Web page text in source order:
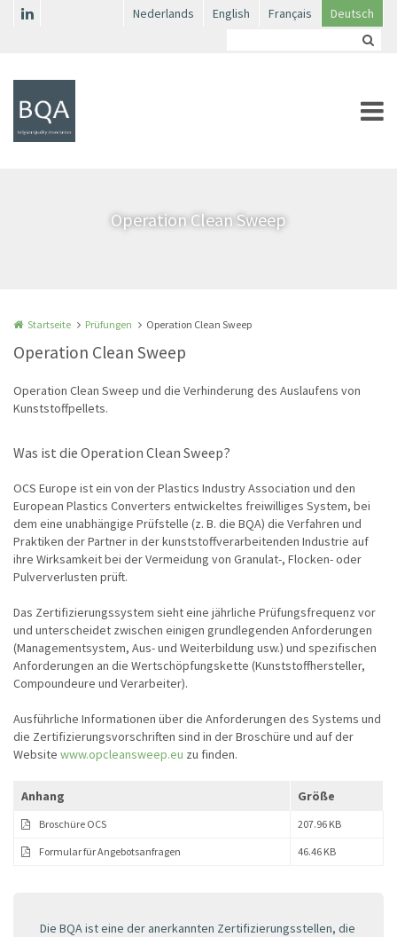
Direkt zum Inhalt Nederlands English Français Deutsch
Operation Clean Sweep
Startseite Prüfungen Operation Clean Sweep
Operation Clean Sweep
Operation Clean Sweep und die Verhinderung des Auslaufens von
Kunststoffpellets.
Was ist die Operation Clean Sweep?
OCS Europe ist ein von der Plastics Industry Association und den
European Plastics Converters entwickeltes freiwilliges System, bei
dem eine unabhängige Prüfstelle (z. B. die BQA) die Verfahren und
Praktiken der Partner in der kunststoffverarbeitenden Industrie auf
ihre Wirksamkeit bei der Vermeidung von Granulat-, Flocken- oder
Pulververlusten prüft.
Das Zertifizierungssystem sieht eine jährliche Prüfungsfrequenz vor
und unterscheidet zwischen einigen grundlegenden Anforderungen
(Managementsystem, Aus- und Weiterbildung usw.) und spezifischen
Anforderungen an die Wertschöpfungskette (Kunststoffhersteller,
Compoundeure und Verarbeiter).
Ausführliche Informationen über die Anforderungen des Systems und
die Zertifizierungsvorschriften sind in der Broschüre und auf der
Website www.opcleansweep.eu zu finden.
Anhang Größe
Broschüre OCS 207.96 KB
Formular für Angebotsanfragen 46.46 KB
Die BQA ist eine der anerkannten Zertifizierungsstellen, die